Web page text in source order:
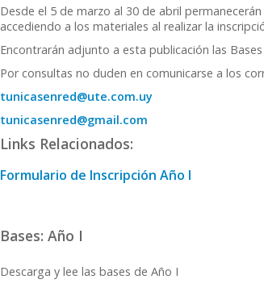
Desde el 5 de marzo al 30 de abril
accediendo a los materiales al realizar la
Encontrarán adjunto a esta publicación las
Por consultas no duden en comunicarse a los
tunicasenred@ute.com.uy
tunicasenred@gmail.com
Links Relacionados:
Formulario de Inscripción Año I
Bases: Año I
Descarga y lee las bases de Año I